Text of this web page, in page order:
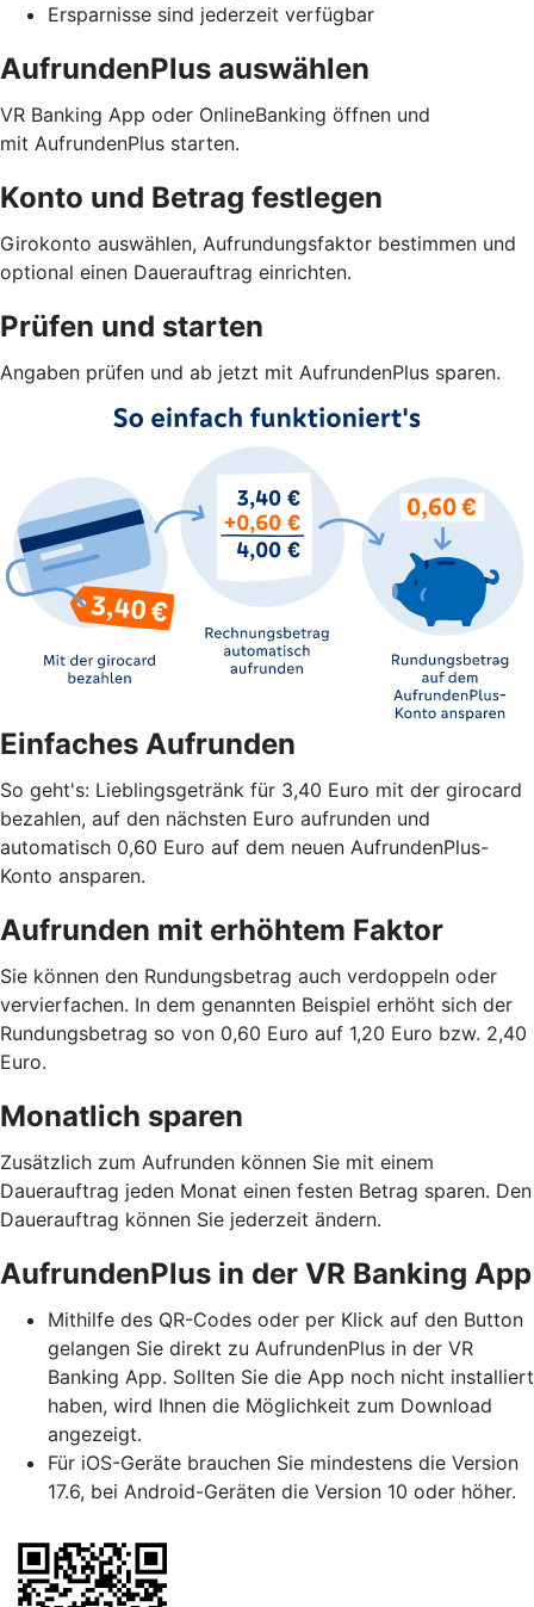
Ersparnisse sind jederzeit verfügbar
AufrundenPlus auswählen
VR Banking App oder OnlineBanking öffnen und
mit AufrundenPlus starten.
Konto und Betrag festlegen
Girokonto auswählen, Aufrundungsfaktor bestimmen und
optional einen Dauerauftrag einrichten.
Prüfen und starten
Angaben prüfen und ab jetzt mit AufrundenPlus sparen.
Einfaches Aufrunden
So geht's: Lieblingsgetränk für 3,40 Euro mit der girocard
bezahlen, auf den nächsten Euro aufrunden und
automatisch 0,60 Euro auf dem neuen AufrundenPlus-
Konto ansparen.
Aufrunden mit erhöhtem Faktor
Sie können den Rundungsbetrag auch verdoppeln oder
vervierfachen. In dem genannten Beispiel erhöht sich der
Rundungsbetrag so von 0,60 Euro auf 1,20 Euro bzw. 2,40
Euro.
Monatlich sparen
Zusätzlich zum Aufrunden können Sie mit einem
Dauerauftrag jeden Monat einen festen Betrag sparen. Den
Dauerauftrag können Sie jederzeit ändern.
AufrundenPlus in der VR Banking App
Mithilfe des QR-Codes oder per Klick auf den Button
gelangen Sie direkt zu AufrundenPlus in der VR
Banking App. Sollten Sie die App noch nicht installiert
haben, wird Ihnen die Möglichkeit zum Download
angezeigt.
Für iOS-Geräte brauchen Sie mindestens die Version
17.6, bei Android-Geräten die Version 10 oder höher.